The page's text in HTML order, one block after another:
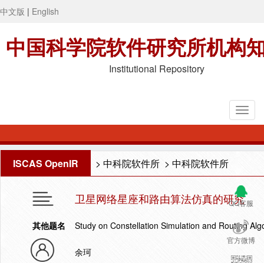
中文版 | English
中国科学院软件研究所机构
Institutional Repository
ISCAS OpenIR > 中科院软件所 > 中科院软件所
QQ客服
官方微博
卫星网络星座和路由算法仿真的研究
其他题名 Study on Constellation Simulation and Routing
余珂